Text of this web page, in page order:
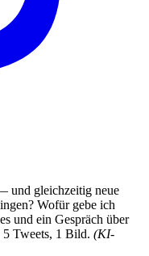
und gleichzeitig neue
Wofür gebe ich
und ein Gespräch über
5 Tweets, 1 Bild. (KI-